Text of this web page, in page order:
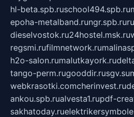
hl-beta.spb.ruschool494.spb.ru
epoha-metalband.rungr.spb.ru
dieselvostok.ru24hostel.msk.ru
regsmi.rufilmnetwork.ru
h2o-salon.rumalutkayork.ru
tango-perm.rugooddir.rusgv.su
webkrasotki.comcherinvest.ru
ankou.spb.rualvesta1.rupdf-
sakhatoday.ru